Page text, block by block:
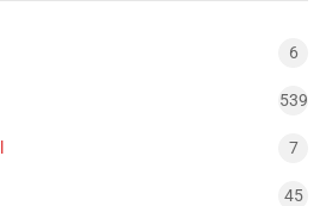
6
539
7
45